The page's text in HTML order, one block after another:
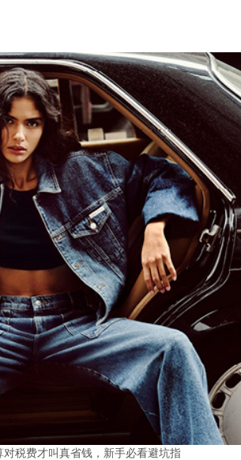
对税费才叫真省钱，新手必看避坑指